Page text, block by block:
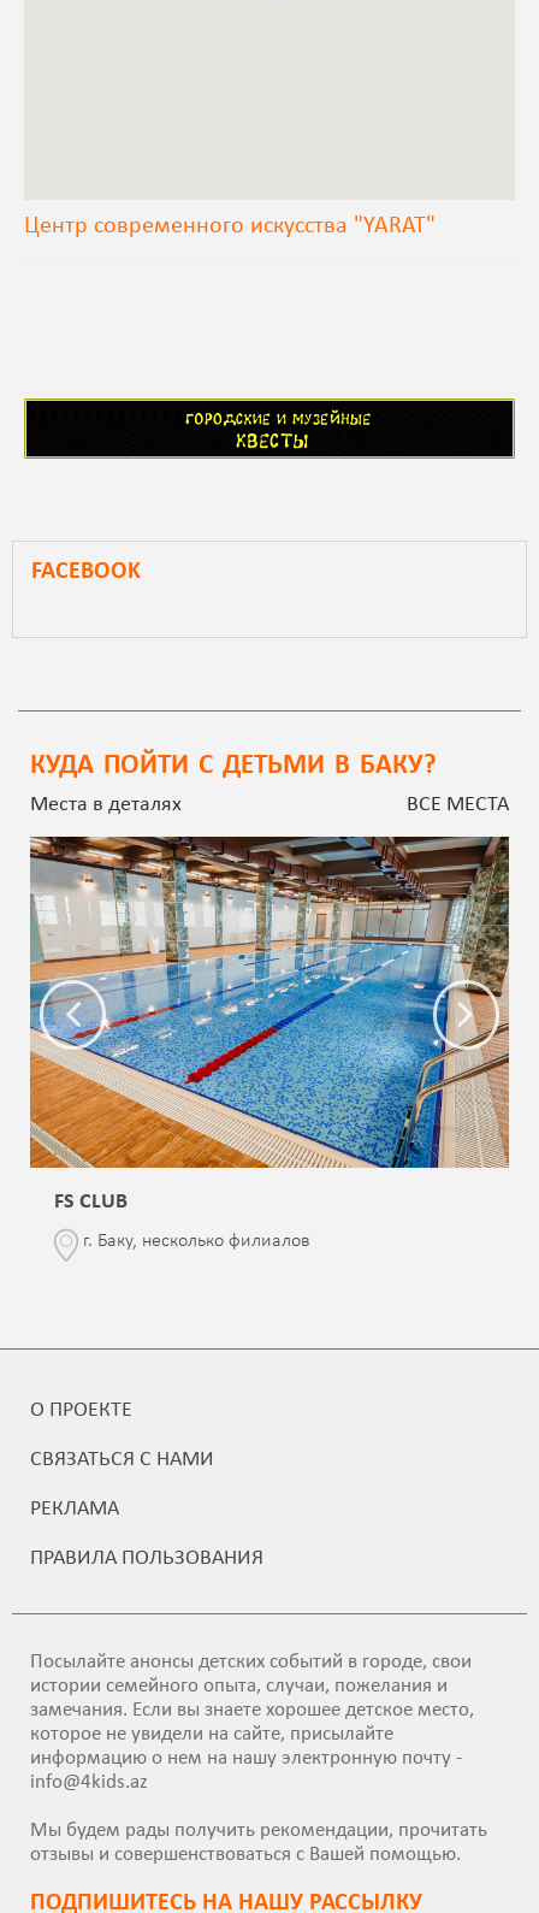
Центр современного искусства "YARAT"
FACEBOOK
КУДА ПОЙТИ С ДЕТЬМИ В БАКУ?
Места в деталях ВСЕ МЕСТА
FS CLUB
г. Баку, несколько филиалов
О ПРОЕКТЕ
СВЯЗАТЬСЯ С НАМИ
РЕКЛАМА
ПРАВИЛА ПОЛЬЗОВАНИЯ
Посылайте анонсы детских событий в городе, свои
истории семейного опыта, случаи, пожелания и
замечания. Если вы знаете хорошее детское место,
которое не увидели на сайте, присылайте
информацию о нем на нашу электронную почту -
info@4kids.az
Мы будем рады получить рекомендации, прочитать
отзывы и совершенствоваться с Вашей помощью.
ПОДПИШИТEСЬ НА НАШУ РАССЫЛКУ